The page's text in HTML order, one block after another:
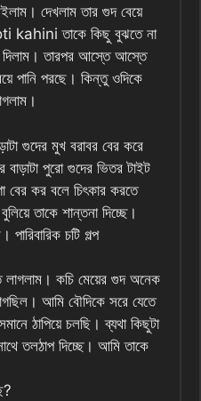
দেখলাম তার গুদ বেয়ে
kahini তাকে কিছু বুঝতে না
দিলাম। তারপর আস্তে আস্তে
পানি পরছে। কিন্তু ওদিকে
গুদের মুখ বরাবর বের করে
পুরো গুদের ভিতর টাইট
বের কর বলে চিৎকার করতে
তাকে শান্তনা দিচ্ছে।
চটি গল্প
লাগলাম। কচি মেয়ের গুদ অনেক
আমি বৌদিকে সরে যেতে
ঠাপিয়ে চলছি। ব্যথা কিছুটা
তলঠাপ দিচ্ছে। আমি তাকে